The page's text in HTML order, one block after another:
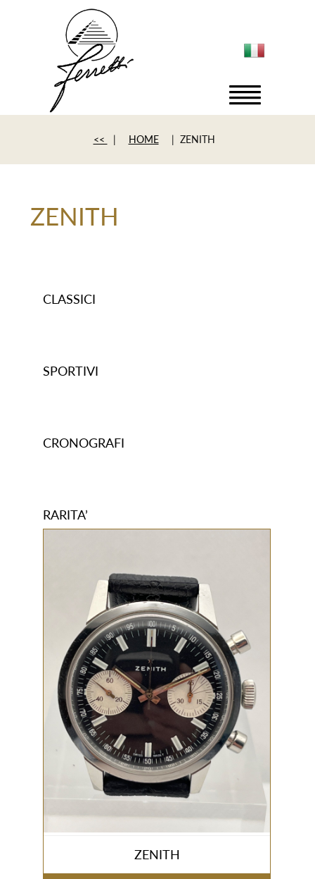
<< | HOME | ZENITH
ZENITH
CLASSICI
SPORTIVI
CRONOGRAFI
RARITA’
ZENITH